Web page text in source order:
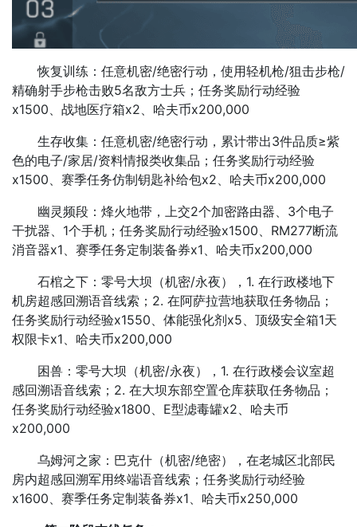
恢复训练：任意机密/绝密行动，使用轻机枪/狙击步枪/
精确射手步枪击败5名敌方士兵；任务奖励行动经验
x1500、战地医疗箱x2、哈夫币x200,000
生存收集：任意机密/绝密行动，累计带出3件品质≥紫
色的电子/家居/资料情报类收集品；任务奖励行动经验
x1500、赛季任务仿制钥匙补给包x2、哈夫币x200,000
幽灵频段：烽火地带，上交2个加密路由器、3个电子
干扰器、1个手机；任务奖励行动经验x1500、RM277断流
消音器x1、赛季任务定制装备券x1、哈夫币x200,000
石棺之下：零号大坝（机密/永夜），1. 在行政楼地下
机房超感回溯语音线索；2. 在阿萨拉营地获取任务物品；
任务奖励行动经验x1550、体能强化剂x5、顶级安全箱1天
权限卡x1、哈夫币x200,000
困兽：零号大坝（机密/永夜），1. 在行政楼会议室超
感回溯语音线索；2. 在大坝东部空置仓库获取任务物品；
任务奖励行动经验x1800、E型滤毒罐x2、哈夫币
x200,000
乌姆河之家：巴克什（机密/绝密），在老城区北部民
房内超感回溯军用终端语音线索；任务奖励行动经验
x1600、赛季任务定制装备券x1、哈夫币x250,000